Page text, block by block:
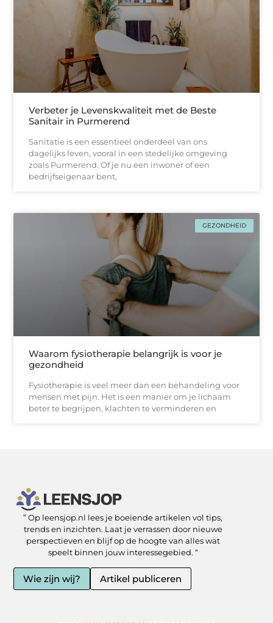
Verbeter je Levenskwaliteit met de Beste
Sanitair in Purmerend
Sanitatie is een essentieel onderdeel van ons
dagelijks leven, vooral in een stedelijke omgeving
zoals Purmerend. Of je nu een inwoner of een
bedrijfseigenaar bent,
GEZONDHEID
Waarom fysiotherapie belangrijk is voor je
gezondheid
Fysiotherapie is veel meer dan een behandeling voor
mensen met pijn. Het is een manier om je lichaam
beter te begrijpen, klachten te verminderen en
” Op leensjop.nl lees je boeiende artikelen vol tips,
trends en inzichten. Laat je verrassen door nieuwe
perspectieven en blijf op de hoogte van alles wat
speelt binnen jouw interessegebied. “
Wie zijn wij? Artikel publiceren